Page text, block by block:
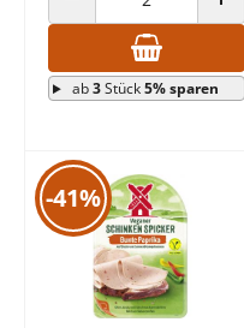
ANZAHL VERRINGERN
ab3Stück5% sparen
-41%